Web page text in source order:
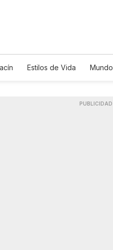
Estilos de Vida
Mundo
PUBLICIDAD